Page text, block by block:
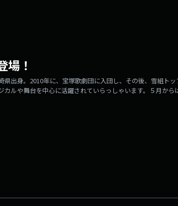
場！
出身。2010年に、宝塚歌劇団に入団し、その後、雪組トッ
カルや舞台を中心に活躍されていらっしゃいます。５月か
段はどんなライフスタイルを過ごされているのでしょう？
トとはこちらから👇▼UR LIFESTYLE COLLEGE 公式X🐦▼UR
は毎週日曜日18:00から📻札幌 FM NORTH WAVE、東京
局で放送中です。ラジオでは様々なジャンルのエキスパート